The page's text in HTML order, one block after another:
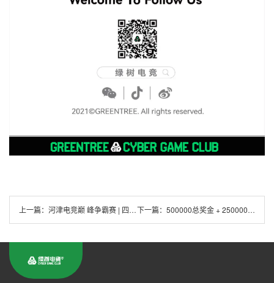
上一篇： 河津电竞巅 峰争霸赛 | 四大热门游戏 集结五一开战！ 下一篇： 500000总奖金 + 250000抽奖池，谁参与？